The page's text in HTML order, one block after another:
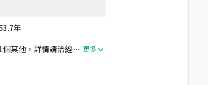
年
1個其他，詳情請洽經紀人員 更多